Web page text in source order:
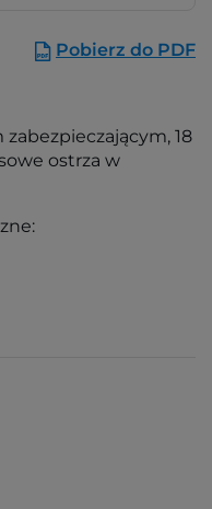
Pobierz do PDF
18
ostrza w